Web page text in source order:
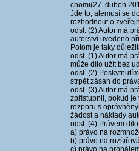
chomi(27. duben
Jde to, alemusí se
rozhodnout o
odst. (2) Autor má
autorství uvedeno
Potom je taky
odst. (1) Autor má
může dílo užít bez
odst. (2)
strpět zásah do
odst. (3) Autor má
zpřístupnil, pokud je
rozporu s
žádost a náklady
odst. (4) Právem
a) právo na
b) právo na
c) právo na